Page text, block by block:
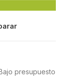
presupuesto